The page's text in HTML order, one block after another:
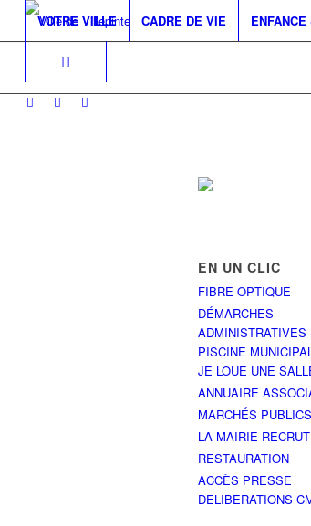
VOTRE VILLE CADRE DE VIE
EN UN CLIC
FIBRE OPTIQUE
DÉMARCHES
ADMINISTRATIVES
PISCINE
JE LOUE UNE
ANNUAIRE
MARCHÉS PUBLICS
LA MAIRIE
RESTAURATION
ACCÈS PRESSE
DELIBERATIONS